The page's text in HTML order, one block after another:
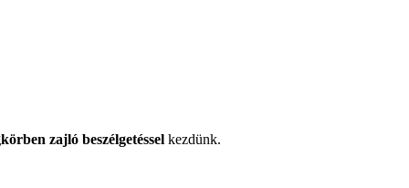
zajló beszélgetéssel kezdünk.